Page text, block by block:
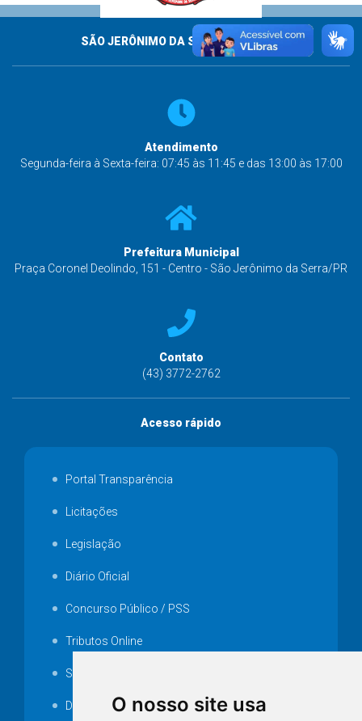
O nosso site usa
SÃO JERÔNIMO DA SERRA - PARANÁ
Atendimento
Segunda-feira à Sexta-feira: 07:45 às 11:45 e das 13:00 às 17:00
Prefeitura Municipal
Praça Coronel Deolindo, 151 - Centro - São Jerônimo da Serra/PR
Contato
(43) 3772-2762
Acesso rápido
Portal Transparência
Licitações
Legislação
Diário Oficial
Concurso Público / PSS
Tributos Online
Serviços ISS-E
Decretos